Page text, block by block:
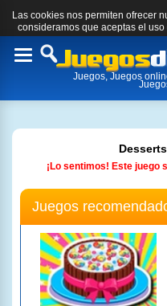
Las cookies nos permiten ofrecer
consideramos que aceptas el
Toggle
Juegos, Juegos
¡Lo sentimos! Este juego
Juegos